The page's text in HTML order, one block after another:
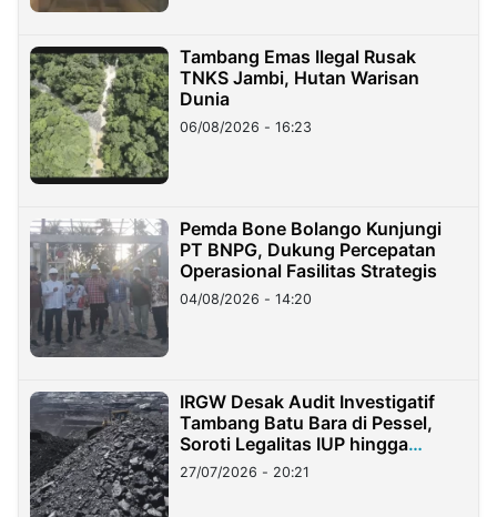
Tambang Emas Ilegal Rusak
TNKS Jambi, Hutan Warisan
Dunia
06/08/2026 - 16:23
Pemda Bone Bolango Kunjungi
PT BNPG, Dukung Percepatan
Operasional Fasilitas Strategis
04/08/2026 - 14:20
IRGW Desak Audit Investigatif
Tambang Batu Bara di Pessel,
Soroti Legalitas IUP hingga
Stockpile
27/07/2026 - 20:21